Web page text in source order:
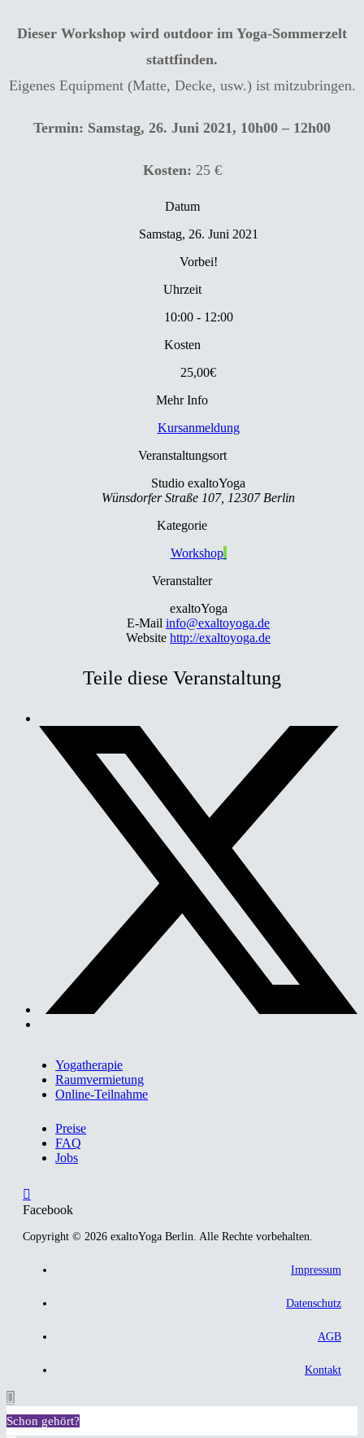
Dieser Workshop wird outdoor im Yoga-Sommerzelt
stattfinden.
Eigenes Equipment (Matte, Decke, usw.) ist mitzubringen.
Termin: Samstag, 26. Juni 2021, 10h00 – 12h00
Kosten: 25 €
Datum
Samstag, 26. Juni 2021
Vorbei!
Uhrzeit
10:00 - 12:00
Kosten
25,00€
Mehr Info
Kursanmeldung
Veranstaltungsort
Studio exaltoYoga
Wünsdorfer Straße 107, 12307 Berlin
Kategorie
Workshop
Veranstalter
exaltoYoga
E-Mail info@exaltoyoga.de
Website http://exaltoyoga.de
Teile diese Veranstaltung
Yogatherapie
Raumvermietung
Online-Teilnahme
Preise
FAQ
Jobs
Facebook
Copyright © 2026 exaltoYoga Berlin. Alle Rechte vorbehalten.
Impressum
Datenschutz
AGB
Kontakt
Schon gehört?